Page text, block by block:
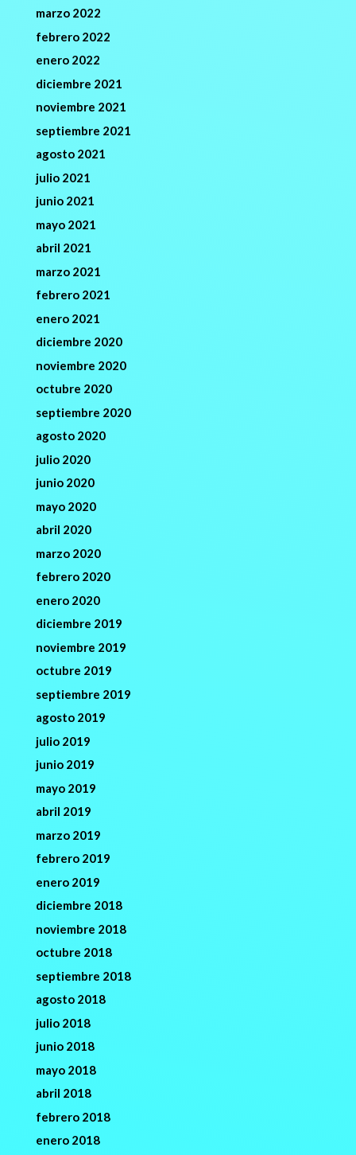
marzo 2022
febrero 2022
enero 2022
diciembre 2021
noviembre 2021
septiembre 2021
agosto 2021
julio 2021
junio 2021
mayo 2021
abril 2021
marzo 2021
febrero 2021
enero 2021
diciembre 2020
noviembre 2020
octubre 2020
septiembre 2020
agosto 2020
julio 2020
junio 2020
mayo 2020
abril 2020
marzo 2020
febrero 2020
enero 2020
diciembre 2019
noviembre 2019
octubre 2019
septiembre 2019
agosto 2019
julio 2019
junio 2019
mayo 2019
abril 2019
marzo 2019
febrero 2019
enero 2019
diciembre 2018
noviembre 2018
octubre 2018
septiembre 2018
agosto 2018
julio 2018
junio 2018
mayo 2018
abril 2018
febrero 2018
enero 2018